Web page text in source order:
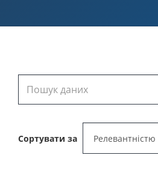
Сортувати за